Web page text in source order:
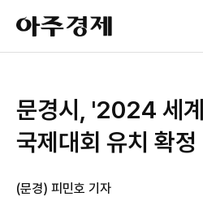
아
주
경
문경시, '2024 세
국제대회 유치 확정
(문경) 피민호 기자